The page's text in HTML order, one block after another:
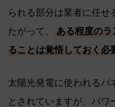
られる部分は業者に任せ
たがって、
ある程度の
ることは覚悟しておく必
太陽光発電に使われるパ
とされていますが、パワ